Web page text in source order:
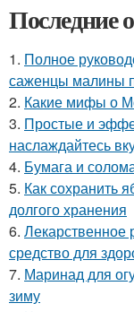
Последние
1. Полное
саженцы малины
2. Какие мифы о
3. Простые и
наслаждайтесь
4. Бумага и
5. Как сохранить
долгого хранения
6. Лекарственное
средство для
7. Маринад для
зиму